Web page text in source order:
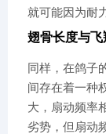
就可能因为耐
翅骨长度与
同样，在鸽子
间存在着一种
大，扇动频率
劣势，但扇动